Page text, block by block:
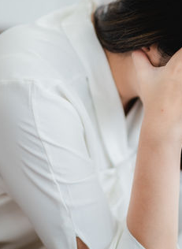
반 강보합…1%대 상승 출발
상승한 807.62개장
…1.09% 오른 6365.07 개장
니버스 폭발.. 14명 부상, 3명은 중
도 '폭염중대경보'
"과 대치로 남부 케슘섬에서 두차
…파생제품 15% 관세, 120일 후
행정명령 서명
감…나스닥 0.06%↓